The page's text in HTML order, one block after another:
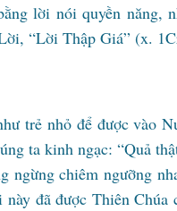
lời nói quyền năng,
“Lời Thập Giá” (x.
trẻ nhỏ để được vào
ta kinh ngạc: “Quả
ngừng chiêm ngưỡng
đã được Thiên Chúa